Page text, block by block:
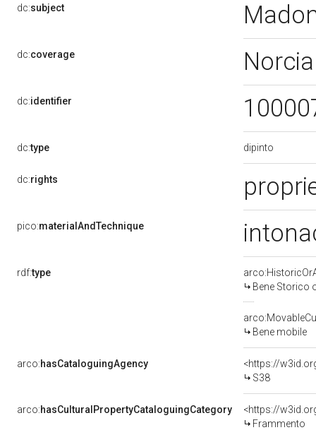
dc:subject
dc:coverage
dc:identifier
dc:type dipinto
dc:rights
pico:materialAndTechnique
rdf:type
Bene Storico
Bene mobile
arco:hasCataloguingAgency
<https://
S38
arco:hasCulturalPropertyCataloguingCategory
<https://
Frammento